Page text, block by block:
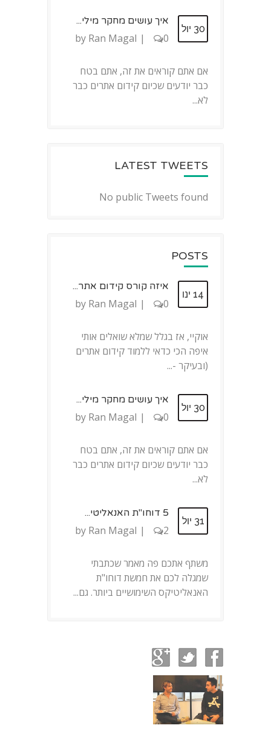
30 יול
איך עושים מחקר מילי...
by Ran Magal | 0
אם אתם קוראים את זה, אתם בטח
כבר יודעים שכיום קידום אתרים כבר
לא...
LATEST TWEETS
No public Tweets found
POSTS
14 ינו
איזה קורס קידום אתר...
by Ran Magal | 0
אוקיי, אז בגלל שמלא שואלים אותי
איפה הכי כדאי ללמוד קידום אתרים
(ובעיקר -...
30 יול
איך עושים מחקר מילי...
by Ran Magal | 0
אם אתם קוראים את זה, אתם בטח
כבר יודעים שכיום קידום אתרים כבר
לא...
31 יול
5 דוחו"ת האנאליטי...
by Ran Magal | 2
משתף אתכם פה מאמר שכתבתי
שמגלה לכם את חמשת דוחו"ת
האנאליטיקס השימושיים ביותר. גם...